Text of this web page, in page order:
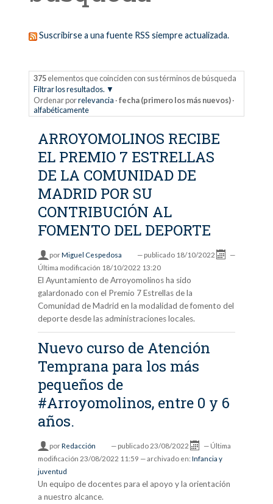
Suscribirse a una fuente RSS siempre actualizada.
375elementos que coinciden con sus términos de búsqueda
Filtrar los resultados.
Ordenar porrelevancia ·fecha (primero los más nuevos) ·
alfabéticamente
ARROYOMOLINOS RECIBE
EL PREMIO 7 ESTRELLAS
DE LA COMUNIDAD DE
MADRID POR SU
CONTRIBUCIÓN AL
FOMENTO DEL DEPORTE
porMiguel Cespedosa — publicado 18/10/2022
—
Última modificación 18/10/2022 13:20
El Ayuntamiento de Arroyomolinos ha sido
galardonado con el Premio 7 Estrellas de la
Comunidad de Madrid en la modalidad de fomento del
deporte desde las administraciones locales.
Nuevo curso de Atención
Temprana para los más
pequeños de
#Arroyomolinos, entre 0 y 6
años.
porRedacción — publicado 23/08/2022 — Última
modificación 23/08/2022 11:59 — archivado en: Infancia y
juventud
Un equipo de docentes para el apoyo y la orientación
a nuestro alcance.